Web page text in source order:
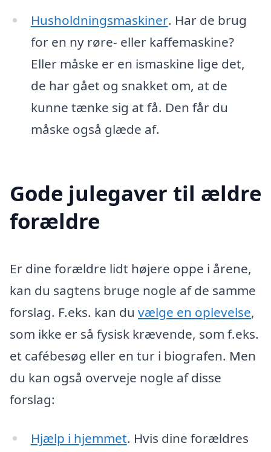
Husholdningsmaskiner. Har de brug
for en ny røre- eller kaffemaskine?
Eller måske er en ismaskine lige det,
de har gået og snakket om, at de
kunne tænke sig at få. Den får du
måske også glæde af.
Gode julegaver til ældre
forældre
Er dine forældre lidt højere oppe i årene,
kan du sagtens bruge nogle af de samme
forslag. F.eks. kan du vælge en oplevelse,
som ikke er så fysisk krævende, som f.eks.
et cafébesøg eller en tur i biografen. Men
du kan også overveje nogle af disse
forslag:
Hjælp i hjemmet. Hvis dine forældres